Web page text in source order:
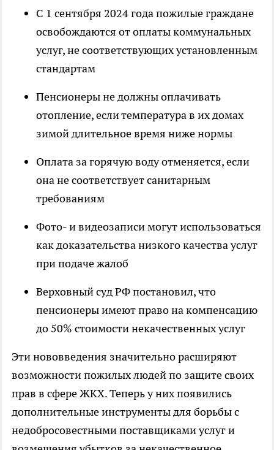
С 1 сентября 2024 года пожилые граждане
освобождаются от оплаты коммунальных
услуг, не соответствующих установленным
стандартам
Пенсионеры не должны оплачивать
отопление, если температура в их домах
зимой длительное время ниже нормы
Оплата за горячую воду отменяется, если
она не соответствует санитарным
требованиям
Фото- и видеозаписи могут использоваться
как доказательства низкого качества услуг
при подаче жалоб
Верховный суд РФ постановил, что
пенсионеры имеют право на компенсацию
до 50% стоимости некачественных услуг
Эти нововведения значительно расширяют
возможности пожилых людей по защите своих
прав в сфере ЖКХ. Теперь у них появились
дополнительные инструменты для борьбы с
недобросовестными поставщиками услуг и